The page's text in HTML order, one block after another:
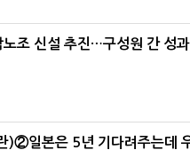
노조 신설 추진…구성원 간 성
)②일본은 5년 기다려주는데